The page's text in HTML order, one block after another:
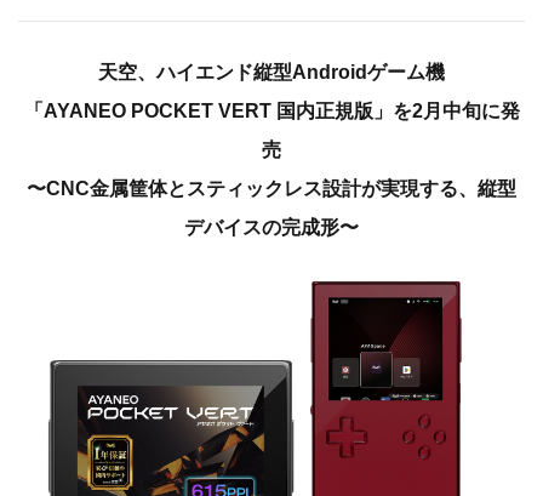
天空、ハイエンド縦型Androidゲーム機
「AYANEO POCKET VERT 国内正規版」を2月中旬に発
売
〜CNC金属筐体とスティックレス設計が実現する、縦型
デバイスの完成形〜